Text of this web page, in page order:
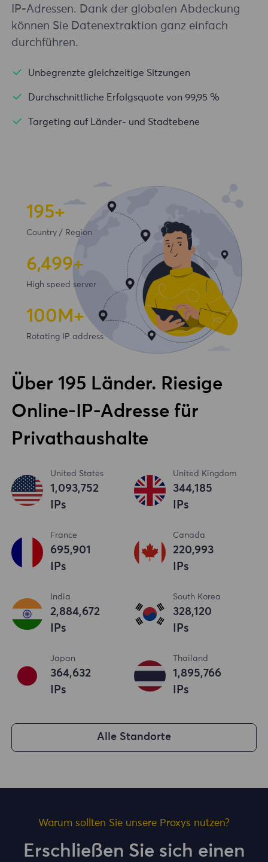
IP-Adressen. Dank der globalen Abdeckung
können Sie Datenextraktion ganz einfach
durchführen.
Unbegrenzte gleichzeitige Sitzungen
Durchschnittliche Erfolgsquote von 99,95 %
Targeting auf Länder- und Stadtebene
Über 195 Länder. Riesige
Online-IP-Adresse für
Privathaushalte
United States
1,093,753
IPs
United Kingdom
344,186
IPs
France
695,902
IPs
Canada
220,994
IPs
India
2,884,673
IPs
South Korea
328,121
IPs
Japan
364,633
IPs
Thailand
1,895,767
IPs
Alle Standorte
195+
Country / Region
6,500+
High speed server
100 M+
Rotating IP address
Warum sollten Sie unsere Proxys nutzen?
Erschließen Sie sich einen